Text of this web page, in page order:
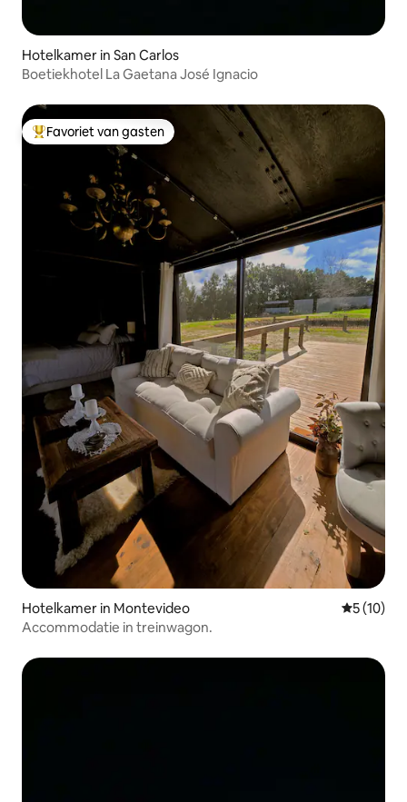
Hotelkamer in San Carlos
Boetiekhotel La Gaetana José Ignacio
Topfavoriet van gasten
Favoriet van gasten
Hotelkamer in Montevideo
5 (10)
Accommodatie in treinwagon.